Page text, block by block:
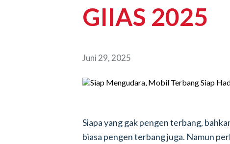
GIIAS 2025
Juni 29, 2025
Siapa yang gak pengen terbang,
biasa pengen terbang juga. Namun